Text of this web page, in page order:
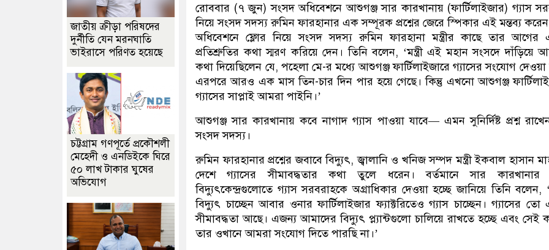
রোববার (৭ জুন) সংসদ অধিবেশনে আশুগঞ্জ সার কারখানায় (ফার্টিলাইজার) গ্যাস
নিয়ে সংসদ সদস্য রুমিন ফারহানার এক সম্পূরক প্রশ্নের জেরে স্পিকার এই মন্তব্য
অধিবেশনে ফ্লোর নিয়ে সংসদ সদস্য রুমিন ফারহানা মন্ত্রীর কাছে তার আগের
প্রতিশ্রুতির কথা স্মরণ করিয়ে দেন। তিনি বলেন, ‘মন্ত্রী এই মহান সংসদে দাঁড়িয়ে
কথা দিয়েছিলেন যে, পহেলা মে-র মধ্যে আশুগঞ্জ ফার্টিলাইজারে গ্যাসের সংযোগ দেওয়া
এরপরে আরও এক মাস তিন-চার দিন পার হয়ে গেছে। কিন্তু এখনো আশুগঞ্জ
গ্যাসের সাপ্লাই আমরা পাইনি।’
আশুগঞ্জ সার কারখানায় কবে নাগাদ গ্যাস পাওয়া যাবে— এমন সুনির্দিষ্ট প্রশ্ন
সংসদ সদস্য।
রুমিন ফারহানার প্রশ্নের জবাবে বিদ্যুৎ, জ্বালানি ও খনিজ সম্পদ মন্ত্রী ইকবাল হাসান
দেশে গ্যাসের সীমাবদ্ধতার কথা তুলে ধরেন। বর্তমানে সার কারখানার
বিদ্যুৎকেন্দ্রগুলোতে গ্যাস সরবরাহকে অগ্রাধিকার দেওয়া হচ্ছে জানিয়ে তিনি বলেন,
বিদ্যুৎ চাচ্ছেন আবার ওনার ফার্টিলাইজার ফ্যাক্টরিতেও গ্যাস চাচ্ছেন। গ্যাসের তো
সীমাবদ্ধতা আছে। এজন্য আমাদের বিদ্যুৎ প্ল্যান্টগুলো চালিয়ে রাখতে হচ্ছে এবং সেই
তার ওখানে আমরা সংযোগ দিতে পারছি না।’
জাতীয় ক্রীড়া পরিষদের
দুর্নীতি যেন মরনঘাতি
ভাইরাসে পরিণত হয়েছে
চট্টগ্রাম গণপূর্তে প্রকৌশলী
মেহেদী ও এনডিইকে ঘিরে
৫০ লাখ টাকার ঘুষের
অভিযোগ